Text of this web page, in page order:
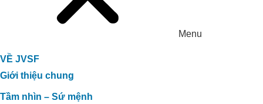
Menu
VỀ JVSF
Giới thiệu chung
Tầm nhìn – Sứ mệnh